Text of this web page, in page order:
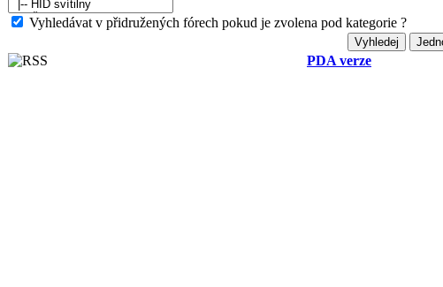
Vyhledávat v přidružených fórech pokud je zvolena pod kategorie ?
PDA verze